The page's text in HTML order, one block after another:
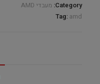
Category: מעבדי AMD
Tag: amd